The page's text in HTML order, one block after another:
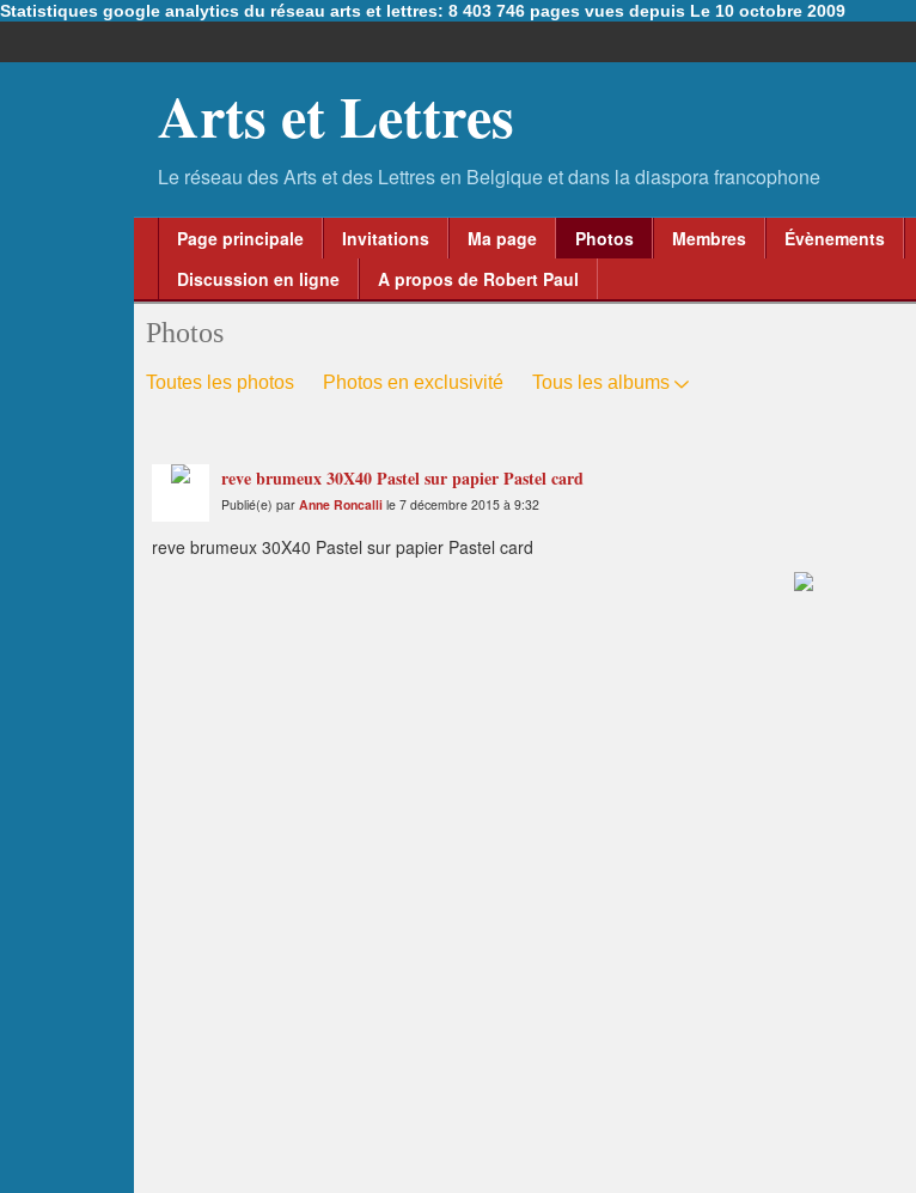
Statistiques google analytics du réseau arts et lettres: 8 403 746 pages vues depuis Le 10 octobre 2009
Arts et Lettres
Page principale Invitations Ma page Photos Membres Évènements
Discussion en ligne
A propos de Robert Paul
Photos
Toutes les photos Photos en exclusivité Tous les albums
reve brumeux 30X40 Pastel sur papier Pastel card
Publié(e) par Anne Roncalli le 7 décembre 2015 à 9:32
reve brumeux 30X40 Pastel sur papier Pastel card